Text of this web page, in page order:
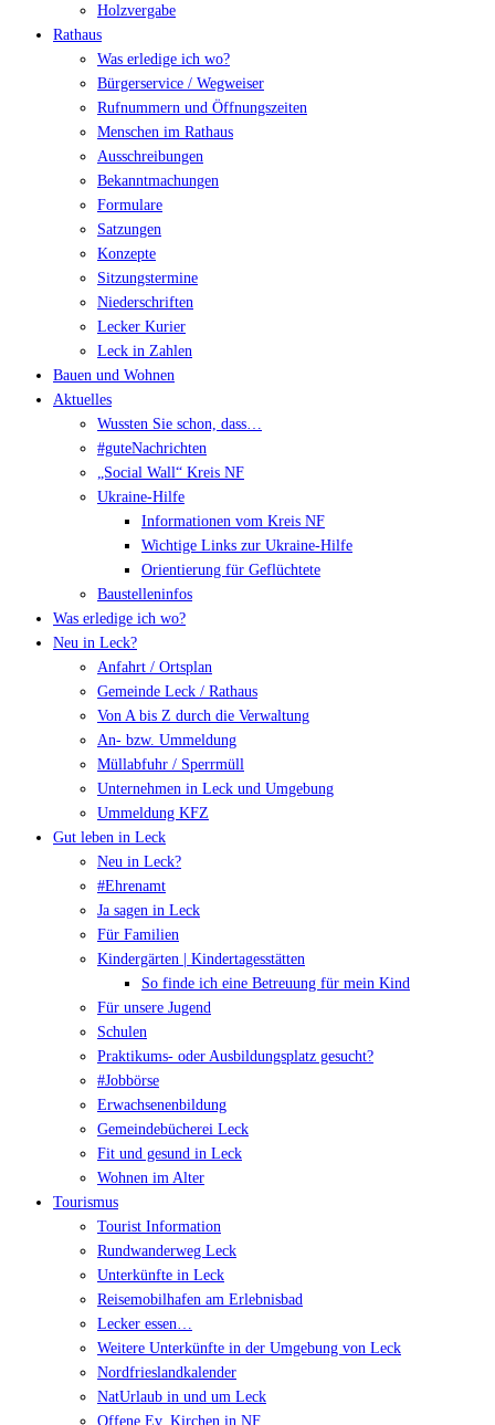
Holzvergabe
Rathaus
Was erledige ich wo?
Bürgerservice / Wegweiser
Rufnummern und Öffnungszeiten
Menschen im Rathaus
Ausschreibungen
Bekanntmachungen
Formulare
Satzungen
Konzepte
Sitzungstermine
Niederschriften
Lecker Kurier
Leck in Zahlen
Bauen und Wohnen
Aktuelles
Wussten Sie schon, dass…
#guteNachrichten
„Social Wall“ Kreis NF
Ukraine-Hilfe
Informationen vom Kreis NF
Wichtige Links zur Ukraine-Hilfe
Orientierung für Geflüchtete
Baustelleninfos
Was erledige ich wo?
Neu in Leck?
Anfahrt / Ortsplan
Gemeinde Leck / Rathaus
Von A bis Z durch die Verwaltung
An- bzw. Ummeldung
Müllabfuhr / Sperrmüll
Unternehmen in Leck und Umgebung
Ummeldung KFZ
Gut leben in Leck
Neu in Leck?
#Ehrenamt
Ja sagen in Leck
Für Familien
Kindergärten | Kindertagesstätten
So finde ich eine Betreuung für mein Kind
Für unsere Jugend
Schulen
Praktikums- oder Ausbildungsplatz gesucht?
#Jobbörse
Erwachsenenbildung
Gemeindebücherei Leck
Fit und gesund in Leck
Wohnen im Alter
Tourismus
Tourist Information
Rundwanderweg Leck
Unterkünfte in Leck
Reisemobilhafen am Erlebnisbad
Lecker essen…
Weitere Unterkünfte in der Umgebung von Leck
Nordfrieslandkalender
NatUrlaub in und um Leck
Offene Ev. Kirchen in NF